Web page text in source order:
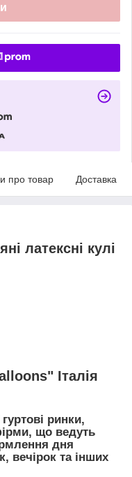
про товар Доставка
кулі
Італія
ринки,
що ведуть
дня
вечірок та інших